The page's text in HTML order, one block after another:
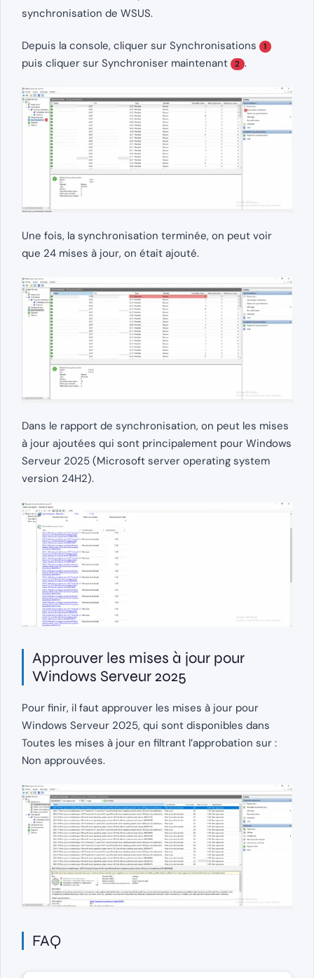
synchronisation de WSUS.
Depuis la console, cliquer sur Synchronisations 1
puis cliquer sur Synchroniser maintenant 2 .
Une fois, la synchronisation terminée, on peut voir
que 24 mises à jour, on était ajouté.
Dans le rapport de synchronisation, on peut les mises
à jour ajoutées qui sont principalement pour Windows
Serveur 2025 (Microsoft server operating system
version 24H2).
Approuver les mises à jour pour
Windows Serveur 2025
Pour finir, il faut approuver les mises à jour pour
Windows Serveur 2025, qui sont disponibles dans
Toutes les mises à jour en filtrant l’approbation sur :
Non approuvées.
FAQ